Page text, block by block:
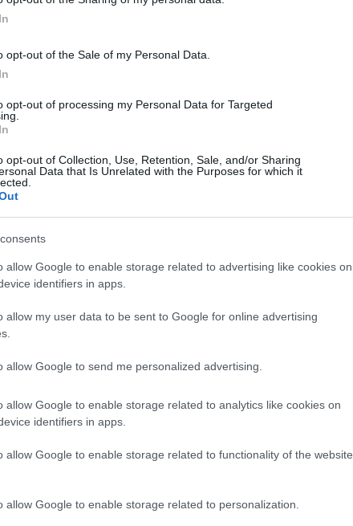
opt-out of the Sale of my Personal Data.
opt-out of processing my Personal Data for Targeted
opt-out of Collection, Use, Retention, Sale, and/or Sharing
Data that Is Unrelated with the Purposes for which it
allow Google to enable storage related to advertising like cookies on
identifiers in apps.
allow my user data to be sent to Google for online advertising
allow Google to send me personalized advertising.
allow Google to enable storage related to analytics like cookies on
identifiers in apps.
allow Google to enable storage related to functionality of the website
allow Google to enable storage related to personalization.
τις ρίζες και τις παραδόσεις του. Δεν
οδήγησε σε αυτήν. Δεν ξεχνάμε και τιμούμε τα
Ασίας.
καταστροφή, ο Βουλευτής Κέρκυρας του
στους Έλληνες της Μικράς Ασίας που
τους γη, που βασανίστηκαν με βάρβαρο
την συστηματική και οργανωμένη προσπάθεια
και ολοκληρώθηκε το 1922 με την
Μικράς Ασίας γιατί κατόρθωσαν να
και οι αξίες της οποίας, τους στήριξαν στις
τους και κατόρθωσαν να ξανασταθούν στα
μας.
από την ιστορία και σε αυτές τις
εξελίξεων θα πρέπει να είμαστε ενωμένοι και
και αποφασιστικότητα. Χωρίς
ζωντανή την μνήμη, αξιολογώντας την
μεγάλο κίνδυνο που ελλοχεύει της λήθης, που
την προκλητικότητα και την νευρικότητα της
στην γραμμή της πολυδιάστατης
και διεθνοποιεί τα διμερή ζητήματα προς
των λαών της περιοχής μας. Θα ήταν οδυνηρό